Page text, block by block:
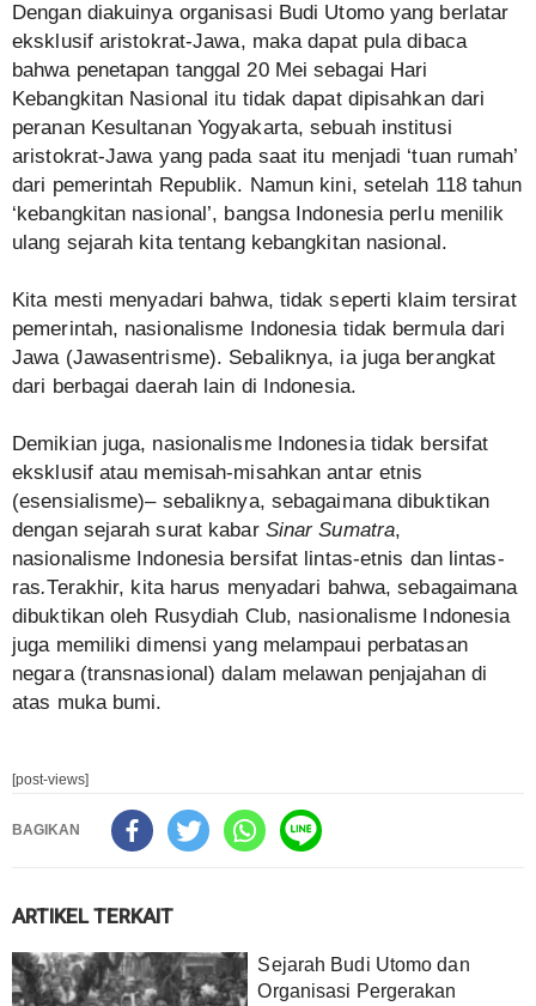
Dengan diakuinya organisasi Budi Utomo yang berlatar
eksklusif aristokrat-Jawa, maka dapat pula dibaca
bahwa penetapan tanggal 20 Mei sebagai Hari
Kebangkitan Nasional itu tidak dapat dipisahkan dari
peranan Kesultanan Yogyakarta, sebuah institusi
aristokrat-Jawa yang pada saat itu menjadi ‘tuan rumah’
dari pemerintah Republik. Namun kini, setelah 118 tahun
‘kebangkitan nasional’, bangsa Indonesia perlu menilik
ulang sejarah kita tentang kebangkitan nasional.
Kita mesti menyadari bahwa, tidak seperti klaim tersirat
pemerintah, nasionalisme Indonesia tidak bermula dari
Jawa (Jawasentrisme). Sebaliknya, ia juga berangkat
dari berbagai daerah lain di Indonesia.
Demikian juga, nasionalisme Indonesia tidak bersifat
eksklusif atau memisah-misahkan antar etnis
(esensialisme)– sebaliknya, sebagaimana dibuktikan
dengan sejarah surat kabar Sinar Sumatra,
nasionalisme Indonesia bersifat lintas-etnis dan lintas-
ras.Terakhir, kita harus menyadari bahwa, sebagaimana
dibuktikan oleh Rusydiah Club, nasionalisme Indonesia
juga memiliki dimensi yang melampaui perbatasan
negara (transnasional) dalam melawan penjajahan di
atas muka bumi.
[post-views]
BAGIKAN
ARTIKEL TERKAIT
Sejarah Budi Utomo dan
Organisasi Pergerakan